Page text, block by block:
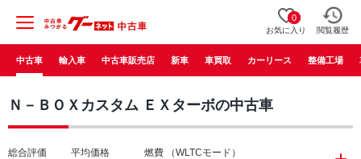
0
お気に入り 閲覧履歴
中古車 輸入車 中古車販売店 新車 車買取 カーリース 整備工場
Ｎ－ＢＯＸカスタム ＥＸターボの中古車
総合評価 平均価格 燃費 （WLTCモード）